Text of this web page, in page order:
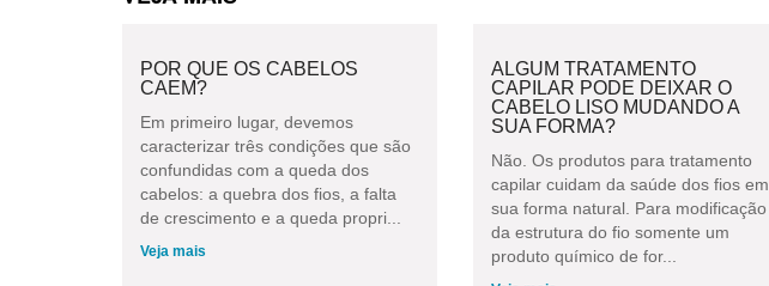
POR QUE OS CABELOS
CAEM?
Em primeiro lugar, devemos
caracterizar três condições que são
confundidas com a queda dos
cabelos: a quebra dos fios, a falta
de crescimento e a queda propri...
Veja mais
ALGUM TRATAMENTO
CAPILAR PODE DEIXAR O
CABELO LISO MUDANDO A
SUA FORMA?
Não. Os produtos para tratamento
capilar cuidam da saúde dos fios em
sua forma natural. Para modificação
da estrutura do fio somente um
produto químico de for...